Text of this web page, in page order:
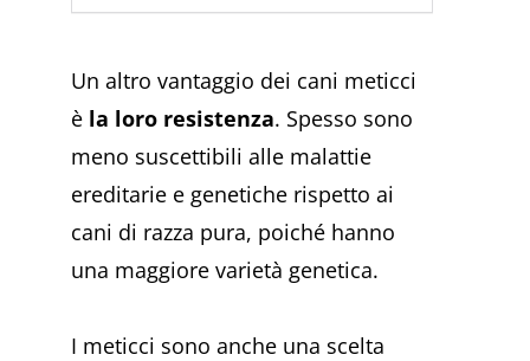
Un altro vantaggio dei cani meticci
è la loro resistenza. Spesso sono
meno suscettibili alle malattie
ereditarie e genetiche rispetto ai
cani di razza pura, poiché hanno
una maggiore varietà genetica.
I meticci sono anche una scelta